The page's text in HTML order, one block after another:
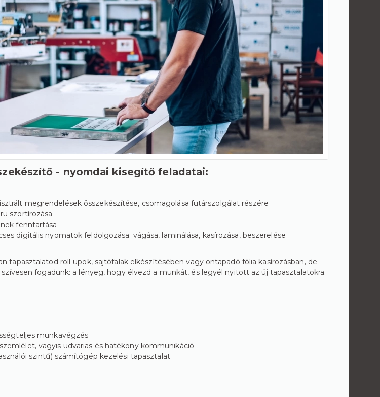
- nyomdai kisegítő feladatai:
megrendelések összekészítése, csomagolása futárszolgálat részére
szortírozása
fenntartása
digitális nyomatok feldolgozása: vágása, laminálása, kasírozása, beszerelése
tapasztalatod roll-upok, sajtófalak elkészítésében vagy öntapadó fólia kasírozásban, de
fogadunk: a lényeg, hogy élvezd a munkát, és legyél nyitott az új tapasztalatokra.
munkavégzés
vagyis udvarias és hatékony kommunikáció
szintű) számítógép kezelési tapasztalat